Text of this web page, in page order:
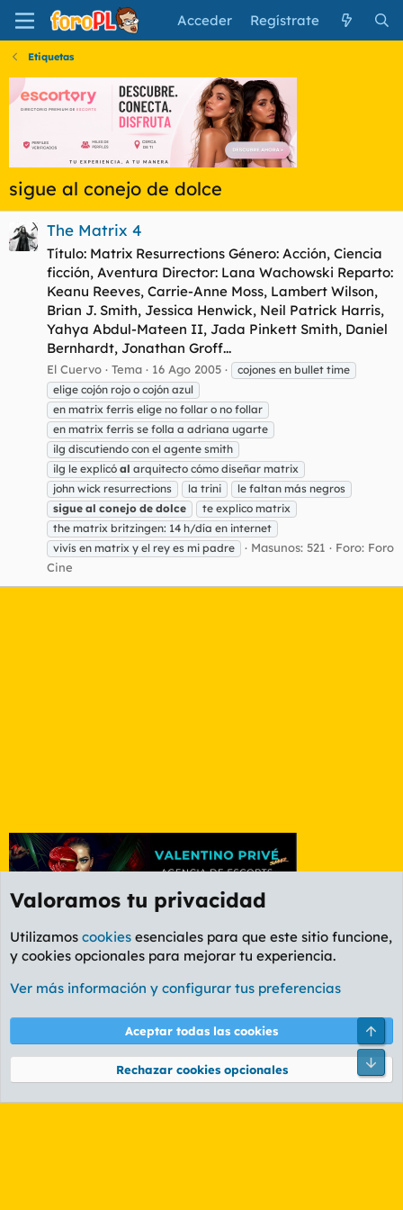
Acceder Regístrate
Etiquetas
sigue al conejo de dolce
The Matrix 4
Título: Matrix Resurrections Género: Acción, Ciencia
ficción, Aventura Director: Lana Wachowski Reparto:
Keanu Reeves, Carrie-Anne Moss, Lambert Wilson,
Brian J. Smith, Jessica Henwick, Neil Patrick Harris,
Yahya Abdul-Mateen II, Jada Pinkett Smith, Daniel
Bernhardt, Jonathan Groff...
El Cuervo Tema 16 Ago 2005
cojones en bullet time
elige cojón rojo o cojón azul
en matrix ferris elige no follar o no follar
en matrix ferris se folla a adriana ugarte
ilg discutiendo con el agente smith
ilg le explicó al arquitecto cómo diseñar matrix
john wick resurrections
la trini
le faltan más negros
sigue al conejo de dolce
te explico matrix
the matrix britzingen: 14 h/día en internet
vivís en matrix y el rey es mi padre
Masunos: 521 Foro: Foro
Cine
Etiquetas
Cookies
PL OLDSTYLE AMARILLO
Términos y reglas Política de privacidad Ayuda
Community platform by XenForo® © 2010-2026 XenForo Ltd.
Valoramos tu privacidad
Utilizamos cookies esenciales para que este sitio funcione,
y cookies opcionales para mejorar tu experiencia.
Ver más información y configurar tus preferencias
Aceptar todas las cookies
Rechazar cookies opcionales
Pie